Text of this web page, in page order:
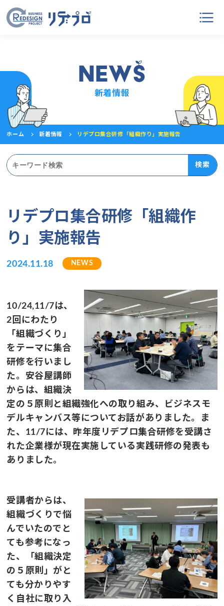
NEWS
新着情報
ホーム 新着情報 リデプロ集合研修「組織作り」実施報告
検索
リデプロ集合研修「組織作
り」実施報告
2024.11.18 NEWS
10/24,11/7は、
2回にわたり
「組織づくり」
をテーマに集合
研修を行いまし
た。安谷屋講師
からは、組織決
定の５原則と組織強化への取り組み、ビジネスモ
デルキャンバス等についてお話がありました。ま
た、11/7には、昨年度リデプロ集合研修を受講さ
れた企業様が現在実施している実践研修の発表も
ありました。
受講者からは、
組織づくりで悩
んでいたのでと
ても参考になっ
た、「組織決定
の５原則」がと
ても分かりやす
く自社に取り入